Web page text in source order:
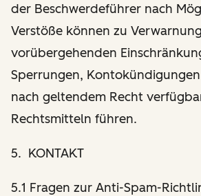
der Beschwerdeführer nach
Verstöße können zu
vorübergehenden
Sperrungen,
nach geltendem Recht
Rechtsmitteln führen.
5. KONTAKT
5.1 Fragen zur Anti-Spam-